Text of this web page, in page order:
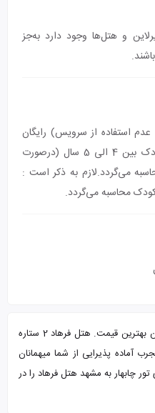
و هتل‌ها وجود دارد به‌جز
(درصورت عدم استفاده از سرویس) رایگان
می‌باشد و بازه سنی برای اقامت کودک بین 4 الی 5 سال (درصورت
می‌گردد.لازم به ذکر است :
کودک محاسبه می‌گردد.
تور مشهد از چابهار هتل فرهاد با تضمین بهترین قیمت. هتل فرهاد 2 ستاره
آماده پذیرایی از شما میهمانان
چابهار به مشهد هتل فرهاد را در